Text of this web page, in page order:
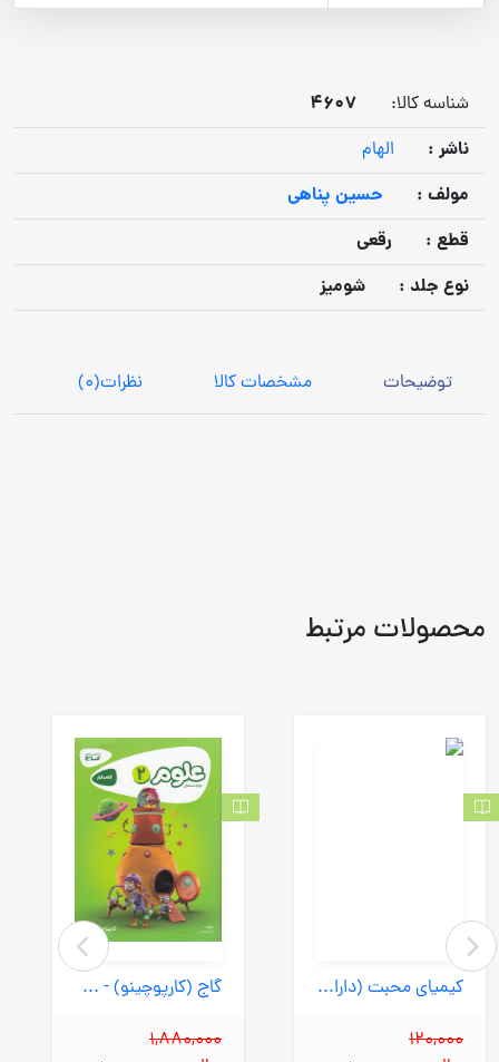
شناسه کالا:
4607
ناشر :
الهام
مولف :
حسین پناهی
قطع :
رقعی
نوع جلد :
شومیز
توضیحات مشخصات کالا نظرات(0)
محصولات مرتبط
گاج (کارپوچینو) - علوم دوم ابتدایی
1,880,000
کیمیای محبت (دارالحدیث) وزیری شومیز
120,000